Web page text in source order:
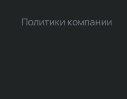
Политики компании